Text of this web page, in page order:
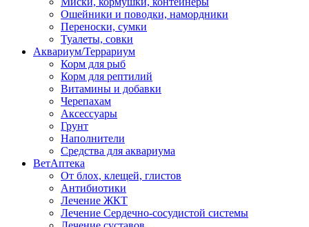
Ошейники и поводки, намордники
Переноски, сумки
Туалеты, совки
Аквариум/Террариум
Корм для рыб
Корм для рептилий
Витамины и добавки
Черепахам
Аксессуары
Грунт
Наполнители
Средства для аквариума
ВетАптека
От блох, клещей, глистов
Антибиотики
Лечение ЖКТ
Лечение Сердечно-сосудистой системы